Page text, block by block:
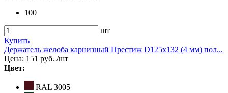
100
шт
Купить
Держатель желоба карнизный Престиж D125х132 (4 мм) пол...
Цена: 151 руб. /шт
Цвет:
RAL 3005